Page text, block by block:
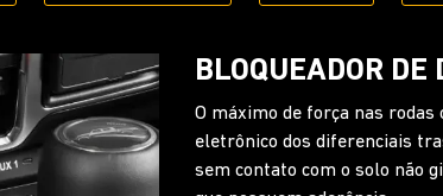
EXCLUSIVA
DESCONEXÃO
A sua aventura continua até
você desconecta a barra